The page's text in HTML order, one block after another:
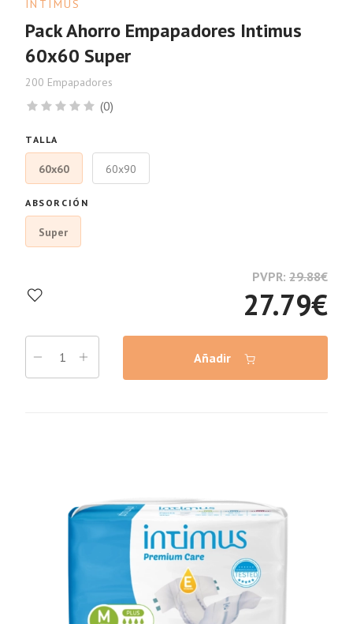
INTIMUS
Pack Ahorro Empapadores Intimus
60x60 Super
200 Empapadores
(0)
TALLA
60x60 60x90
ABSORCIÓN
Super
PVPR: 29.88€
27.79€
Añadir